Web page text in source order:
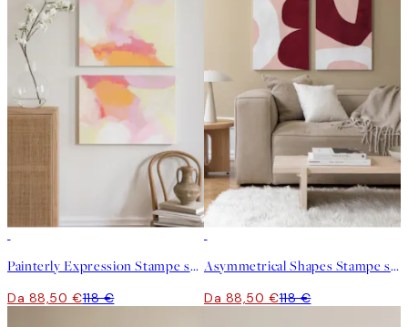
Painterly Expression Stampe su tela Duo
Da 88,50 €118 €
Asymmetrical Shapes Stampe su tela Duo
Da 88,50 €118 €